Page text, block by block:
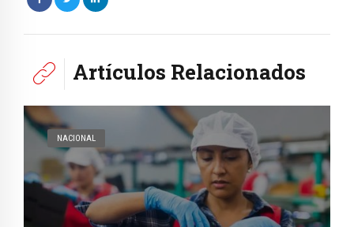
Artículos Relacionados
NACIONAL